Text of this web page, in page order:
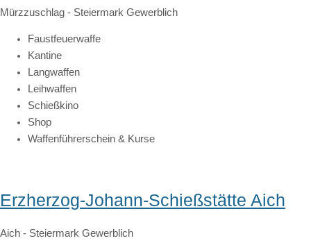
Mürzzuschlag - Steiermark Gewerblich
Faustfeuerwaffe
Kantine
Langwaffen
Leihwaffen
Schießkino
Shop
Waffenführerschein & Kurse
Erzherzog-Johann-Schießstätte Aich
Aich - Steiermark Gewerblich